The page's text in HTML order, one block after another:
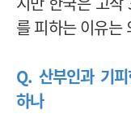
를 피하는 이유는
Q. 산부인과 기
하나